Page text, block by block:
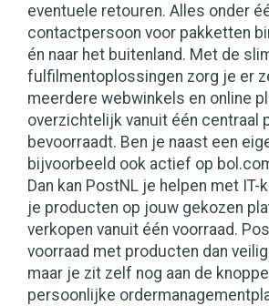
eventuele retouren. Alles onder
contactpersoon voor pakketten
én naar het buitenland. Met de
fulfilmentoplossingen zorg je er
meerdere webwinkels en online
overzichtelijk vanuit één centraal
bevoorraadt. Ben je naast een
bijvoorbeeld ook actief op
Dan kan PostNL je helpen met IT-
je producten op jouw gekozen
verkopen vanuit één voorraad.
voorraad met producten dan
maar je zit zelf nog aan de
persoonlijke